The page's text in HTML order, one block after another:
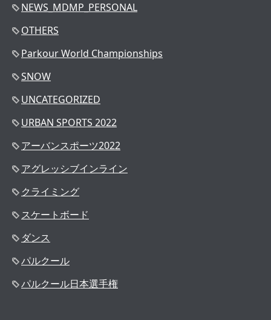
NEWS_MDMP_PERSONAL
OTHERS
Parkour World Championships
SNOW
UNCATEGORIZED
URBAN SPORTS 2022
アーバンスポーツ2022
アグレッシブインライン
クライミング
スケートボード
ダンス
パルクール
パルクール日本選手権